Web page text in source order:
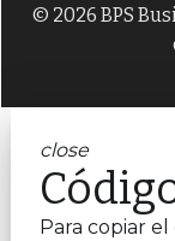
© 2026 BPS
close
Para copiar el